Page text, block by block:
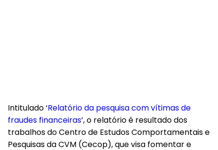
Intitulado ‘Relatório da pesquisa com vítimas de
fraudes financeiras’, o relatório é resultado dos
trabalhos do Centro de Estudos Comportamentais e
Pesquisas da CVM (Cecop), que visa fomentar e